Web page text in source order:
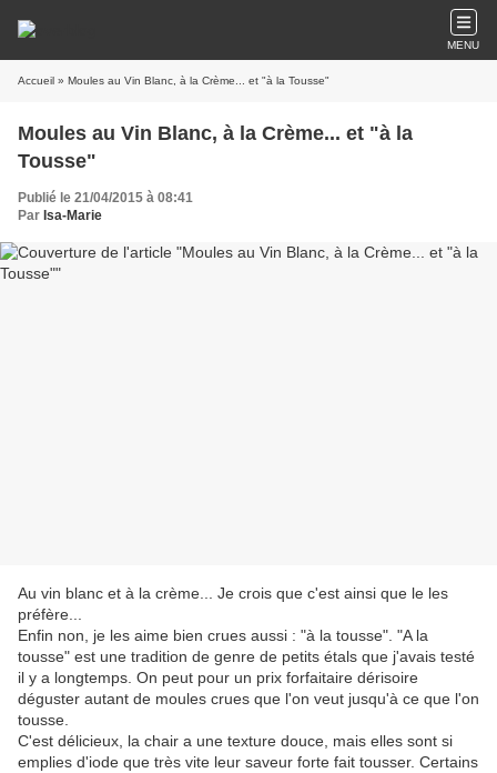
MENU
Accueil » Moules au Vin Blanc, à la Crème... et "à la Tousse"
Moules au Vin Blanc, à la Crème... et "à la
Tousse"
Publié le 21/04/2015 à 08:41
Par Isa-Marie
Au vin blanc et à la crème... Je crois que c'est ainsi que le les
préfère...
Enfin non, je les aime bien crues aussi : "à la tousse". "A la
tousse" est une tradition de genre de petits étals que j'avais testé
il y a longtemps. On peut pour un prix forfaitaire dérisoire
déguster autant de moules crues que l'on veut jusqu'à ce que l'on
tousse.
C'est délicieux, la chair a une texture douce, mais elles sont si
emplies d'iode que très vite leur saveur forte fait tousser. Certains